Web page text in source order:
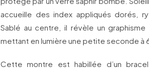
accueille des index appliqués dorés,
Sablé au centre, il révèle un
mettant en lumière une petite seconde à
Cette montre est habillée d’un